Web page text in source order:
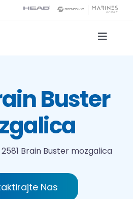
Toggle
Buster
2581 Brain Buster mozgalica
Nas